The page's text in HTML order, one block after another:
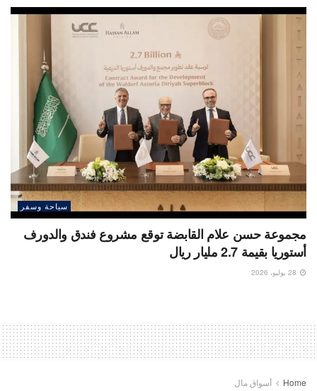
سياحة وسفر
مجموعة حسن علام القابضة توقع مشروع فندق والدورف
أستوريا بقيمة 2.7 مليار ريال
Home أسواق مال